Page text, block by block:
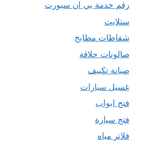
رقم خدمة بي ان سبورت
ستلايت
شفاطات مطابخ
صالونات حلاقة
صيانة تكييف
غسيل سيارات
فتح ابواب
فتح سيارة
فلاتر مياه